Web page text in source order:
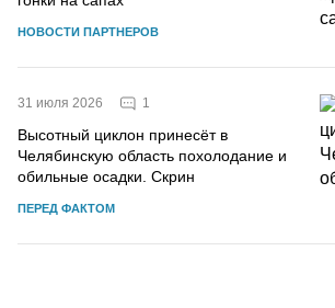
НОВОСТИ ПАРТНЕРОВ
31 июля 2026 1
Высотный циклон принесёт в
Челябинскую область похолодание и
обильные осадки. Скрин
ПЕРЕД ФАКТОМ